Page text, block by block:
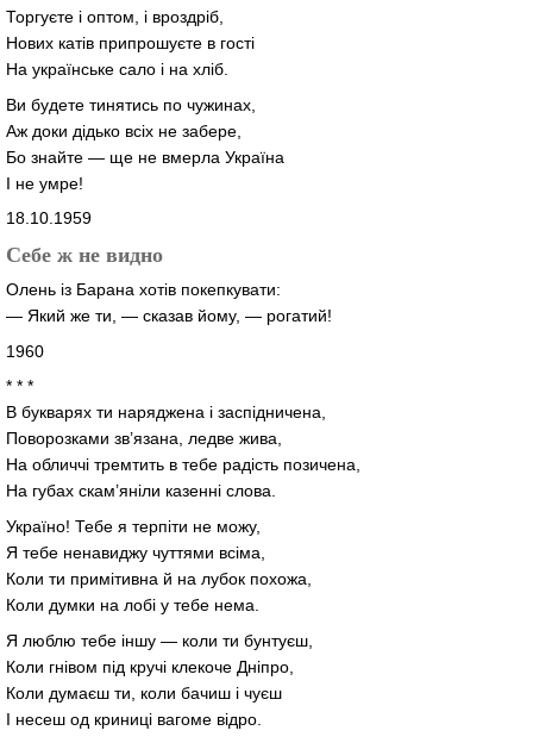
Торгуєте і оптом, і вроздріб,
Нових катів припрошуєте в гості
На українське сало і на хліб.
Ви будете тинятись по чужинах,
Аж доки дідько всіх не забере,
Бо знайте — ще не вмерла Україна
І не умре!
18.10.1959
Себе ж не видно
Олень із Барана хотів покепкувати:
— Який же ти, — сказав йому, — рогатий!
1960
* * *
В букварях ти наряджена і заспідничена,
Поворозками зв’язана, ледве жива,
На обличчі тремтить в тебе радість позичена,
На губах скам’яніли казенні слова.
Україно! Тебе я терпіти не можу,
Я тебе ненавиджу чуттями всіма,
Коли ти примітивна й на лубок похожа,
Коли думки на лобі у тебе нема.
Я люблю тебе іншу — коли ти бунтуєш,
Коли гнівом під кручі клекоче Дніпро,
Коли думаєш ти, коли бачиш і чуєш
І несеш од криниці вагоме відро.